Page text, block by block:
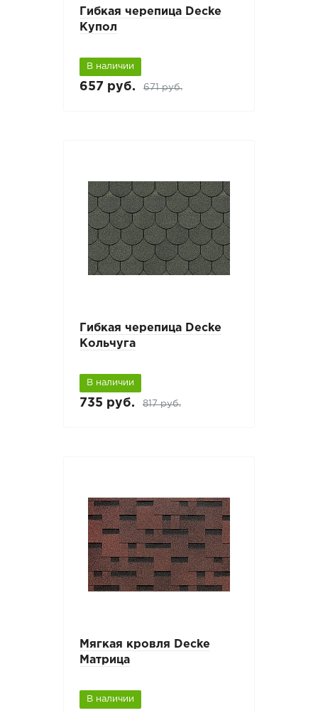
Гибкая черепица Decke
Купол
В наличии
657 руб. 671 руб.
Гибкая черепица Decke
Кольчуга
В наличии
735 руб. 817 руб.
Мягкая кровля Decke
Матрица
В наличии